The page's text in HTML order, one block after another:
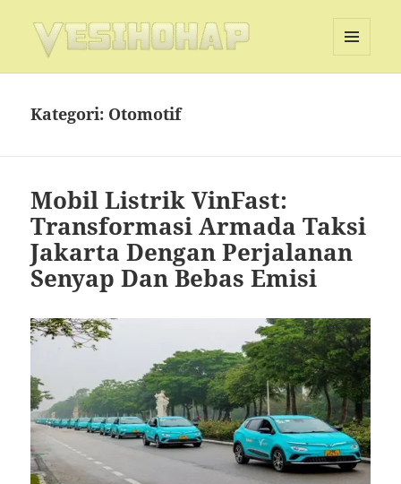
DAN
Kategori: Otomotif
Mobil Listrik VinFast:
Transformasi Armada Taksi
Jakarta Dengan Perjalanan
Senyap Dan Bebas Emisi